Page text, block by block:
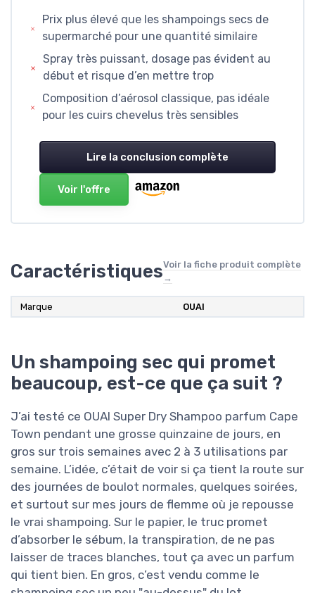
Prix plus élevé que les shampoings secs de
supermarché pour une quantité similaire
Spray très puissant, dosage pas évident au
début et risque d’en mettre trop
Composition d’aérosol classique, pas idéale
pour les cuirs chevelus très sensibles
Lire la conclusion complète
Voir l'offre
CaractéristiquesVoir la fiche produit complète
→
Marque OUAI
Un shampoing sec qui promet
beaucoup, est-ce que ça suit ?
J’ai testé ce OUAI Super Dry Shampoo parfum Cape
Town pendant une grosse quinzaine de jours, en
gros sur trois semaines avec 2 à 3 utilisations par
semaine. L’idée, c’était de voir si ça tient la route sur
des journées de boulot normales, quelques soirées,
et surtout sur mes jours de flemme où je repousse
le vrai shampoing. Sur le papier, le truc promet
d’absorber le sébum, la transpiration, de ne pas
laisser de traces blanches, tout ça avec un parfum
qui tient bien. En gros, c’est vendu comme le